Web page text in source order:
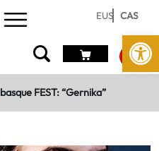
Abrir
EUS CAS
basque FEST: “Gernika”